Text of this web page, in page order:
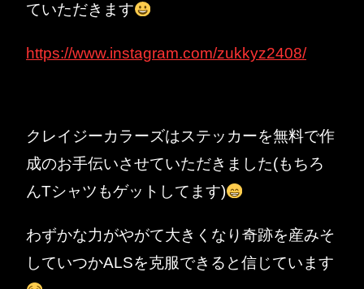
ていただきます
https://www.instagram.com/zukkyz2408/
クレイジーカラーズはステッカーを無料で作
成のお手伝いさせていただきました(もちろ
んTシャツもゲットしてます)
わずかな力がやがて大きくなり奇跡を産みそ
していつかALSを克服できると信じています